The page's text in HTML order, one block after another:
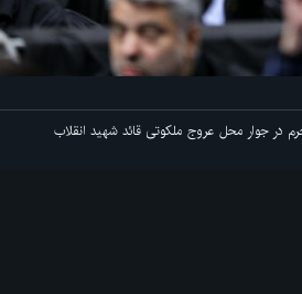
شب مراسم عزاداری ماه محرم در جوار محل عروج